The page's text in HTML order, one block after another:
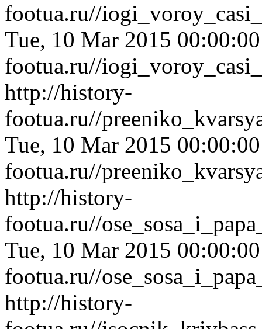
footua.ru//
Tue, 10 Mar 2015
footua.ru//
http://history-
footua.ru//
Tue, 10 Mar 2015
footua.ru//
http://history-
footua.ru//
Tue, 10 Mar 2015
footua.ru//
http://history-